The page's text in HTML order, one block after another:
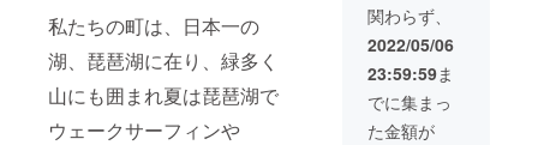
私たちの町は、日本一の
湖、琵琶湖に在り、緑多く
山にも囲まれ夏は琵琶湖で
ウェークサーフィンや
関わらず、
2022/05/06
23:59:59ま
でに集まっ
た金額が